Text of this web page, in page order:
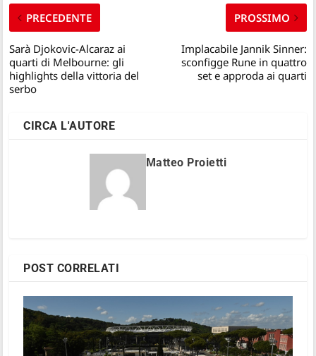
PRECEDENTE
Sarà Djokovic-Alcaraz ai
quarti di Melbourne: gli
highlights della vittoria del
serbo
PROSSIMO
Implacabile Jannik Sinner:
sconfigge Rune in quattro
set e approda ai quarti
CIRCA L'AUTORE
Matteo Proietti
POST CORRELATI